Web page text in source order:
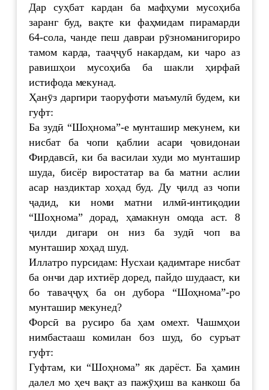
Дар суҳбат кардан ба мафҳуми мусоҳиба
заранг буд, вақте ки фаҳмидам пирамарди
64-сола, чанде пеш давраи рӯзноманигориро
тамом карда, тааҷҷуб накардам, ки чаро аз
равишҳои мусоҳиба ба шакли ҳирфаӣ
истифода мекунад.
Ҳанӯз даргири таоруфоти маъмулӣ будем, ки
гуфт:
Ба зудӣ “Шоҳнома”-е мунташир мекунем, ки
нисбат ба чопи қаблии асари ҷовидонаи
Фирдавсӣ, ки ба василаи худи мо мунташир
шуда, бисёр виростатар ва ба матни аслии
асар наздиктар хоҳад буд. Ду ҷилд аз чопи
ҷадид, ки номи матни илмӣ-интиқодии
“Шоҳнома” дорад, ҳамакнун омода аст. 8
ҷилди дигари он низ ба зудӣ чоп ва
мунташир хоҳад шуд.
Иллатро пурсидам: Нусхаи қадимтаре нисбат
ба ончи дар ихтиёр доред, пайдо шудааст, ки
бо таваҷҷуҳ ба он дубора “Шоҳнома”-ро
мунташир мекунед?
Форсӣ ва русиро ба ҳам омехт. Чашмҳои
нимбастааш комилан боз шуд, бо суръат
гуфт:
Гуфтам, ки “Шоҳнома” як дарёст. Ба ҳамин
далел мо ҳеч вақт аз пажӯҳиш ва канкош ба